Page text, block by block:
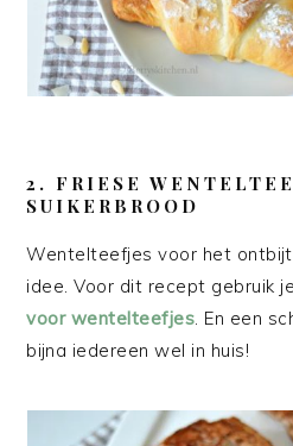
2. FRIESE
SUIKERBROOD
Wentelteefjes voor het
idee. Voor dit recept gebruik je
voor wentelteefjes. En een
bijna iedereen wel in huis!